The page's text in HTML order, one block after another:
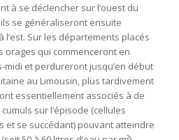
à se déclencher sur l’ouest du
se généraliseront ensuite
Sur les départements placés
orages qui commenceront en
midi et perdureront jusqu’en début
au Limousin, plus tardivement
essentiellement associés à de
sur l’épisode (cellules
et se succédant) pouvant atteindre